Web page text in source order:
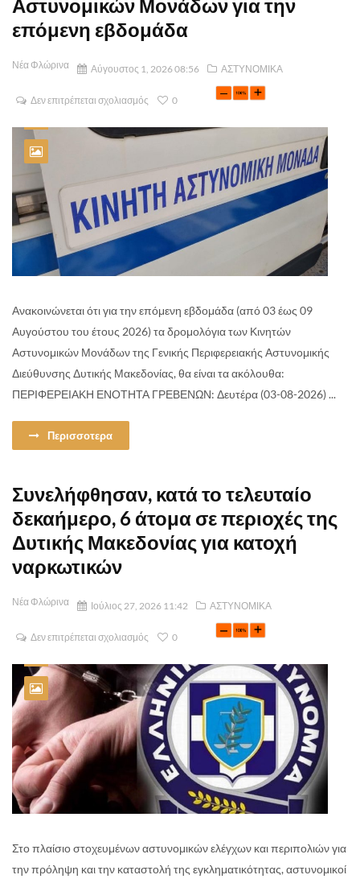
Αστυνομικών Μονάδων για την
επόμενη εβδομάδα
Νέα Φλώρινα Αύγουστος 1, 2026 08:56 ΑΣΤΥΝΟΜΙΚΑ
Δεν επιτρέπεται σχολιασμός 0
Ανακοινώνεται ότι για την επόμενη εβδομάδα (από 03 έως 09
Αυγούστου του έτους 2026) τα δρομολόγια των Κινητών
Αστυνομικών Μονάδων της Γενικής Περιφερειακής Αστυνομικής
Διεύθυνσης Δυτικής Μακεδονίας, θα είναι τα ακόλουθα:
ΠΕΡΙΦΕΡΕΙΑΚΗ ΕΝΟΤΗΤΑ ΓΡΕΒΕΝΩΝ: Δευτέρα (03-08-2026) ...
Περισσοτερα
Συνελήφθησαν, κατά το τελευταίο
δεκαήμερο, 6 άτομα σε περιοχές της
Δυτικής Μακεδονίας για κατοχή
ναρκωτικών
Νέα Φλώρινα Ιούλιος 27, 2026 11:42 ΑΣΤΥΝΟΜΙΚΑ
Δεν επιτρέπεται σχολιασμός 0
Στο πλαίσιο στοχευμένων αστυνομικών ελέγχων και περιπολιών για
την πρόληψη και την καταστολή της εγκληματικότητας, αστυνομικοί